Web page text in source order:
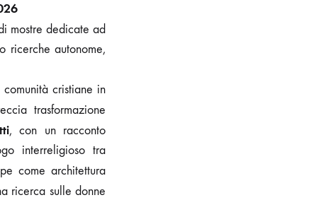
mostre dedicate ad
ricerche autonome,
cristiane in
trasformazione
, con un racconto
interreligioso tra
come architettura
ricerca sulle donne